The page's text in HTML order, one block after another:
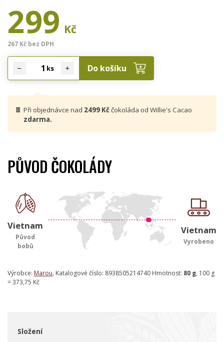
299 Kč
267 Kč bez DPH
ks Do košíku
🍫 Při objednávce nad 2499 Kččokoláda od Willie's Cacao
zdarma.
PŮVOD ČOKOLÁDY
Vietnam
Původ
bobů
Vietnam
Vyrobeno
Výrobce: Marou, Katalogové číslo: 8938505214740 Hmotnost: 80 g, 100 g
= 373,75 Kč
Složení